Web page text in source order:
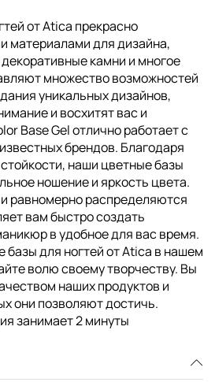
от Atica прекрасно
материалами для дизайна,
камни и многое
множество возможностей
уникальных дизайнов,
и восхитят вас и
Base Gel отлично работает с
брендов. Благодаря
наши цветные базы
ношение и яркость цвета.
равномерно распределяются
вам быстро создать
в удобное для вас время.
базы для ногтей от Atica в нашем
волю своему творчеству. Вы
наших продуктов и
они позволяют достичь.
занимает 2 минуты